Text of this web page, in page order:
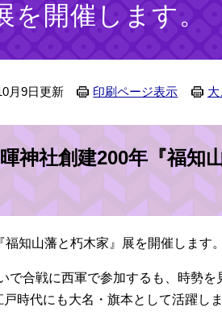
を開催します。
月9日更新 印刷ページ表示
神社創建200年『福知
知山藩と朽木家』展を開催します。
で合戦に西軍で参加するも、時勢を
時代にも大名・旗本として活躍しま